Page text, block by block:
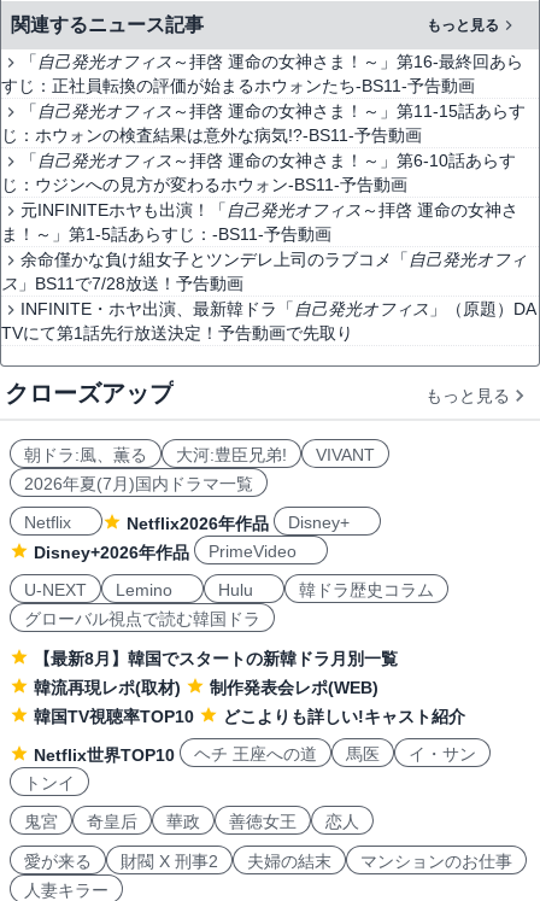
関連するニュース記事 もっと見る
「 自己発光オフィス ～拝啓 運命の女神さま！～」第16-最終回あら
すじ：正社員転換の評価が始まるホウォンたち-BS11-予告動画
「 自己発光オフィス ～拝啓 運命の女神さま！～」第11-15話あらす
じ：ホウォンの検査結果は意外な病気!?-BS11-予告動画
「 自己発光オフィス ～拝啓 運命の女神さま！～」第6-10話あらす
じ：ウジンへの見方が変わるホウォン-BS11-予告動画
元INFINITEホヤも出演！「 自己発光オフィス ～拝啓 運命の女神さ
ま！～」第1-5話あらすじ：-BS11-予告動画
余命僅かな負け組女子とツンデレ上司のラブコメ「 自己発光オフィ
ス 」BS11で7/28放送！予告動画
INFINITE・ホヤ出演、最新韓ドラ「 自己発光オフィス 」（原題）DA
TVにて第1話先行放送決定！予告動画で先取り
クローズアップ もっと見る
朝ドラ:風、薫る 大河:豊臣兄弟!
VIVANT
2026年夏(7月)国内ドラマ一覧
Netflix
Netflix2026年作品
Disney+
Disney+2026年作品
PrimeVideo
U-NEXT
Lemino Hulu
韓ドラ歴史コラム
グローバル視点で読む韓国ドラ
【最新8月】韓国でスタートの新韓ドラ月別一覧
韓流再現レポ(取材)
制作発表会レポ(WEB)
韓国TV視聴率TOP10
どこよりも詳しい!キャスト紹介
Netflix世界TOP10
ヘチ 王座への道 馬医
イ・サン
トンイ
鬼宮
奇皇后 華政 善徳女王 恋人
愛が来る 財閥 X 刑事2 夫婦の結末
マンションのお仕事
人妻キラー